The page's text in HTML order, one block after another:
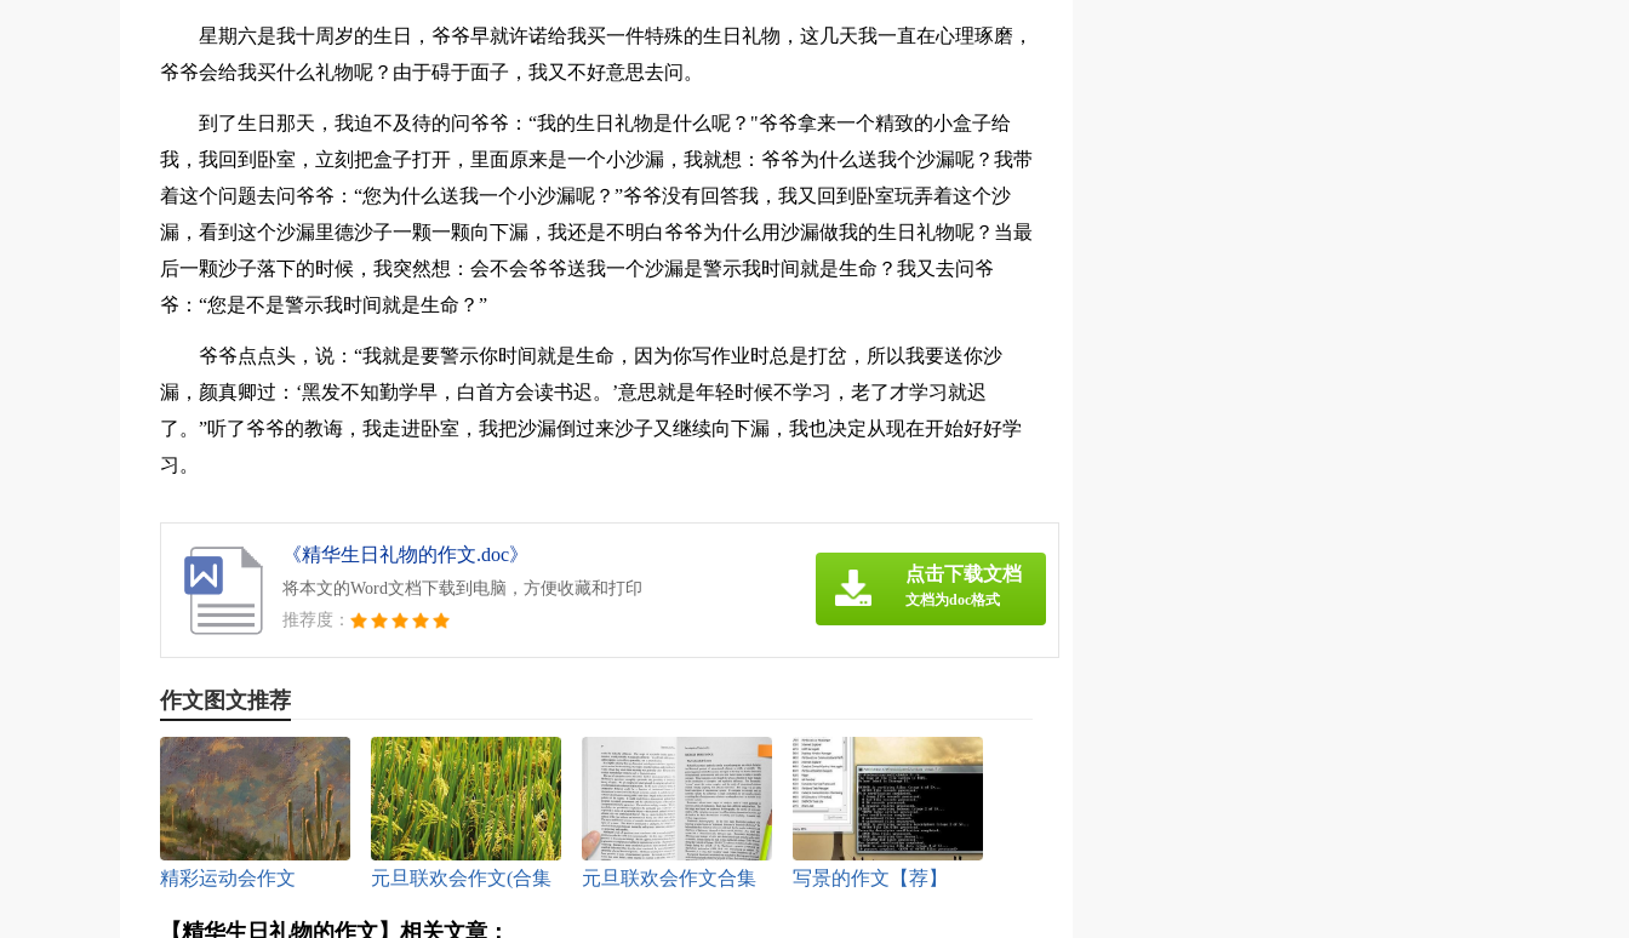
星期六是我十周岁的生日，爷爷早就许诺给我买一件特殊的生日礼物，这几天我一直在心理琢磨，
爷爷会给我买什么礼物呢？由于碍于面子，我又不好意思去问。
到了生日那天，我迫不及待的问爷爷：“我的生日礼物是什么呢？"爷爷拿来一个精致的小盒子给
我，我回到卧室，立刻把盒子打开，里面原来是一个小沙漏，我就想：爷爷为什么送我个沙漏呢？我带
着这个问题去问爷爷：“您为什么送我一个小沙漏呢？”爷爷没有回答我，我又回到卧室玩弄着这个沙
漏，看到这个沙漏里德沙子一颗一颗向下漏，我还是不明白爷爷为什么用沙漏做我的生日礼物呢？当最
后一颗沙子落下的时候，我突然想：会不会爷爷送我一个沙漏是警示我时间就是生命？我又去问爷
爷：“您是不是警示我时间就是生命？”
爷爷点点头，说：“我就是要警示你时间就是生命，因为你写作业时总是打岔，所以我要送你沙
漏，颜真卿过：‘黑发不知勤学早，白首方会读书迟。’意思就是年轻时候不学习，老了才学习就迟
了。”听了爷爷的教诲，我走进卧室，我把沙漏倒过来沙子又继续向下漏，我也决定从现在开始好好学
习。
《精华生日礼物的作文.doc》
将本文的Word文档下载到电脑，方便收藏和打印
推荐度：
点击下载文档
文档为doc格式
作文图文推荐
精彩运动会作文
元旦联欢会作文(合集
元旦联欢会作文合集
写景的作文【荐】
【精华生日礼物的作文】相关文章：